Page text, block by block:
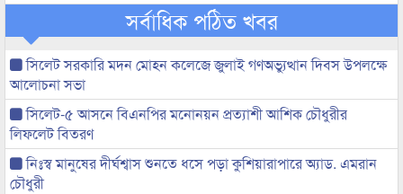
সর্বাধিক পঠিত খবর
সিলেট সরকারি মদন মোহন কলেজে জুলাই গণঅভ্যুত্থান দিবস উপলক্ষে
আলোচনা সভা
সিলেট-৫ আসনে বিএনপির মনোনয়ন প্রত্যাশী আশিক চৌধুরীর
লিফলেট বিতরণ
নিঃস্ব মানুষের দীর্ঘশ্বাস শুনতে ধসে পড়া কুশিয়ারাপারে অ্যাড. এমরান
চৌধুরী